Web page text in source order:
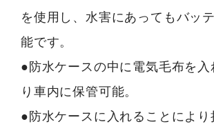
を使用し、水害にあってもバッ
能です。
●防水ケースの中に電気毛布を入
り車内に保管可能。
●防水ケースに入れることにより